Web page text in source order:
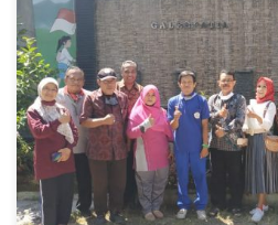
Adanya penurunan jumlah kasus
melihat kesiapan sekolah dalam
tatap muka dengan penerapan